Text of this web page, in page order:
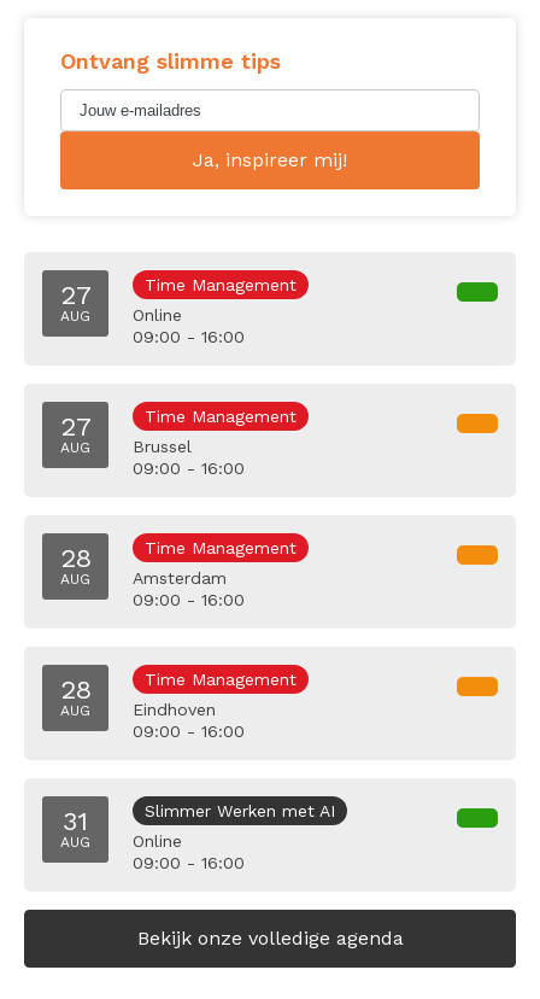
Ontvang slimme tips
27
AUG
Time Management
Online
09:00 - 16:00
27
AUG
Time Management
Brussel
09:00 - 16:00
28
AUG
Time Management
Amsterdam
09:00 - 16:00
28
AUG
Time Management
Eindhoven
09:00 - 16:00
31
AUG
Slimmer Werken met AI
Online
09:00 - 16:00
Bekijk onze volledige agenda